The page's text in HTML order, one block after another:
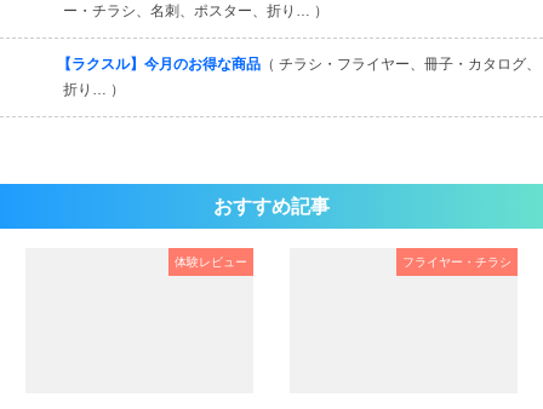
ー・チラシ、名刺、ポスター、折り… ）
【ラクスル】今月のお得な商品 （ チラシ・フライヤー、冊子・カタログ、
折り… ）
おすすめ記事
体験レビュー フライヤー・チラシ